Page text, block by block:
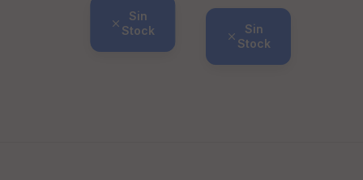
Sin
Stock
Sin
Stock